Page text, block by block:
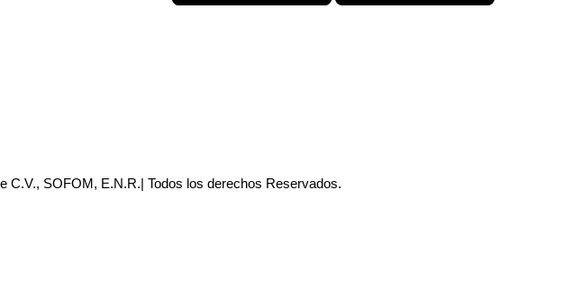
C.V., SOFOM, E.N.R.| Todos los derechos Reservados.